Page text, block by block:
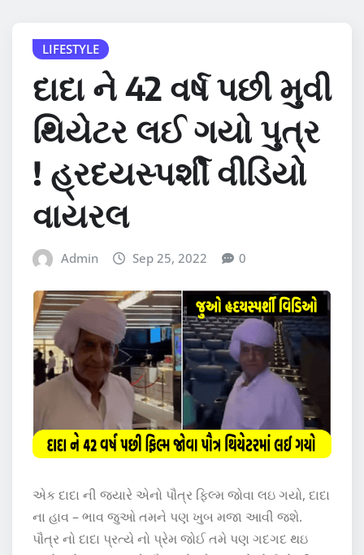
LIFESTYLE
દાદા ને 42 વર્ષ પછી મુવી
થિયેટર લઈ ગયો પુત્ર
! હ્રદયસ્પર્શી વીડિયો
વાયરલ
Admin Sep 25, 2022 0
એક દાદા ની જયારે એનો પૌત્ર ફિલ્મ જોવા લઇ ગયો, દાદા
ના હાવ – ભાવ જુઓ તમને પણ ખુબ મજા આવી જશે.
પૌત્ર નો દાદા પ્રત્યે નો પ્રેમ જોઈ તમે પણ ગદગદ થઇ